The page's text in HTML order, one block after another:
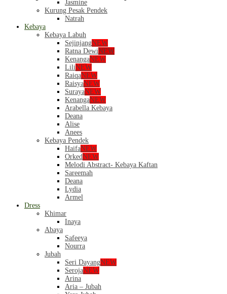
Jasmine
Kurung Pesak Pendek
Natrah
Kebaya
Kebaya Labuh
SejinjangNEW
Ratna DewiNEW
KenangaNEW
LiliNEW
RaiqaNEW
RaisyaNEW
SurayaNEW
KenangaNEW
Arabella Kebaya
Deana
Alise
Anees
Kebaya Pendek
HaifaNEW
OrkedNEW
Melodi Abstract- Kebaya Kaftan
Sareemah
Deana
Lydia
Armel
Dress
Khimar
Inaya
Abaya
Safeeya
Nourra
Jubah
Seri DayangNEW
SerojaNEW
Arina
Aria – Jubah